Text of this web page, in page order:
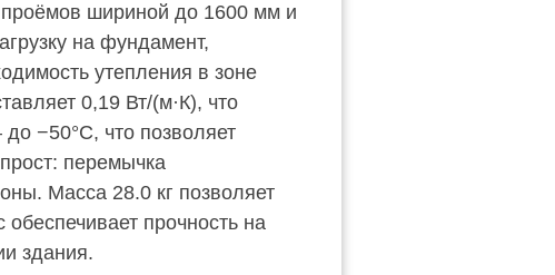
шириной до 1600 мм и
на фундамент,
утепления в зоне
0,19 Вт/(м·К), что
−50°C, что позволяет
перемычка
Масса 28.0 кг позволяет
прочность на
здания.